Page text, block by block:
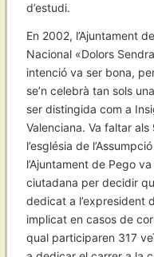
d’estudi.
En 2002, l’Ajuntament
Nacional «Dolors
intenció va ser bona,
se’n celebrà tan sols
ser distingida com a
Valenciana. Va faltar
l’església de
l’Ajuntament de Pego
ciutadana per decidir
dedicat a l’expresident
implicat en casos de
qual participaren 317